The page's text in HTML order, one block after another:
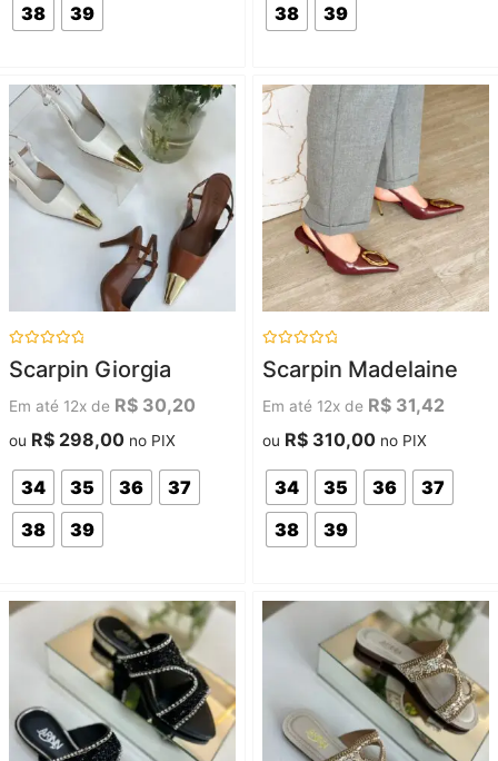
38
39
38
39
0
Scarpin Giorgia
Em até 12x de R$ 30,20
ou R$ 298,00 no PIX
34 35 36
37
38
39
0
Scarpin Madelaine
Em até 12x de R$ 31,42
ou R$ 310,00 no PIX
34 35 36
37
38
39